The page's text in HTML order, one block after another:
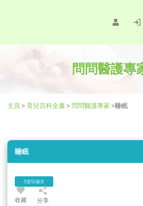
問問醫護專
主頁> 育兒百科全書> 問問醫護專家 >睡眠
睡眠
0至12個月
收藏 分享